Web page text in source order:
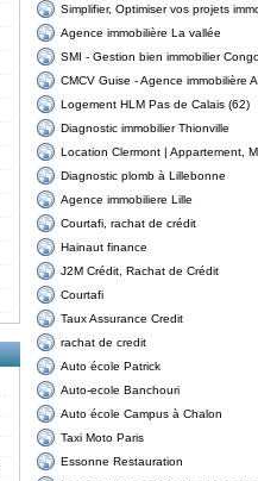
Simplifier, Optimiser vos projets
Agence immobilière La vallée
SMI - Gestion bien immobilier
CMCV Guise - Agence immobilière
Logement HLM Pas de Calais (62)
Diagnostic immobilier Thionville
Location Clermont | Appartement,
Diagnostic plomb à Lillebonne
Agence immobiliere Lille
Courtafi, rachat de crédit
Hainaut finance
J2M Crédit, Rachat de Crédit
Courtafi
Taux Assurance Credit
rachat de credit
Auto école Patrick
Auto-ecole Banchouri
Auto école Campus à Chalon
Taxi Moto Paris
Essonne Restauration